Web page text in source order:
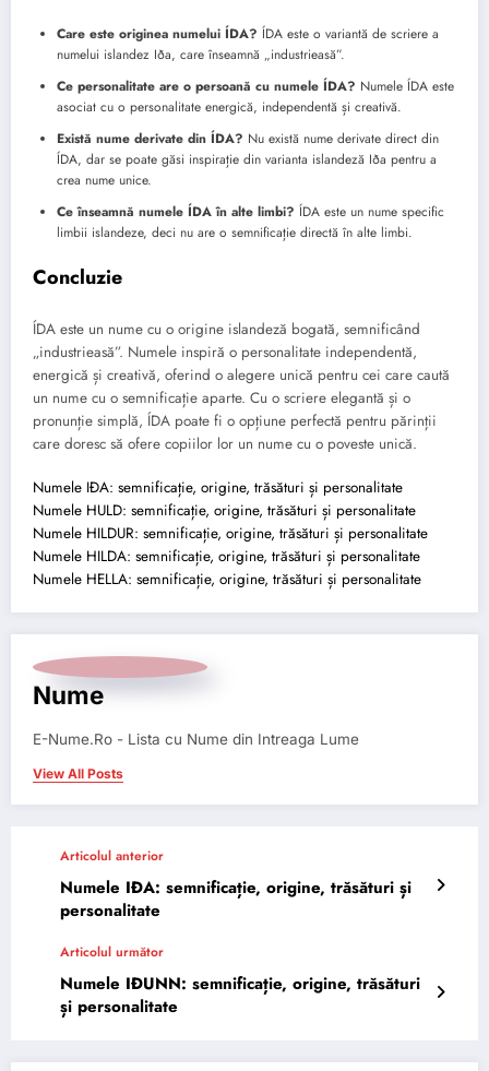
Care este originea numelui ÍDA? ÍDA este o variantă de scriere a
numelui islandez Iða, care înseamnă „industrieasă”.
Ce personalitate are o persoană cu numele ÍDA? Numele ÍDA este
asociat cu o personalitate energică, independentă și creativă.
Există nume derivate din ÍDA? Nu există nume derivate direct din
ÍDA, dar se poate găsi inspirație din varianta islandeză Iða pentru a
crea nume unice.
Ce înseamnă numele ÍDA în alte limbi? ÍDA este un nume specific
limbii islandeze, deci nu are o semnificație directă în alte limbi.
Concluzie
ÍDA este un nume cu o origine islandeză bogată, semnificând
„industrieasă”. Numele inspiră o personalitate independentă,
energică și creativă, oferind o alegere unică pentru cei care caută
un nume cu o semnificație aparte. Cu o scriere elegantă și o
pronunție simplă, ÍDA poate fi o opțiune perfectă pentru părinții
care doresc să ofere copiilor lor un nume cu o poveste unică.
Numele IÐA: semnificație, origine, trăsături și personalitate
Numele HULD: semnificație, origine, trăsături și personalitate
Numele HILDUR: semnificație, origine, trăsături și personalitate
Numele HILDA: semnificație, origine, trăsături și personalitate
Numele HELLA: semnificație, origine, trăsături și personalitate
Nume
E-Nume.Ro - Lista cu Nume din Intreaga Lume
View All Posts
Articolul anterior
Numele IÐA: semnificație, origine, trăsături și
personalitate
Articolul următor
Numele IÐUNN: semnificație, origine, trăsături
și personalitate